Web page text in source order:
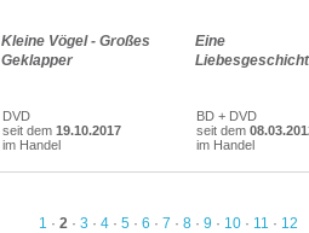
Kleine Vögel - Großes
Geklapper
DVD
seit dem 19.10.2017
im Handel
Eine
BD + DVD
seit dem
im Handel
1 · 2 · 3 · 4 · 5 · 6 · 7 · 8 · 9 · 10 · 11 · 12